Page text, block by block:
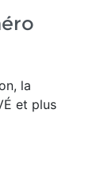
la
et plus